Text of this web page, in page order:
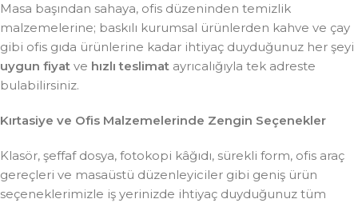
Masa başından sahaya, ofis düzeninden temizlik
malzemelerine; baskılı kurumsal ürünlerden kahve ve çay
gibi ofis gıda ürünlerine kadar ihtiyaç duyduğunuz her şeyi
uygun fiyat ve hızlı teslimat ayrıcalığıyla tek adreste
bulabilirsiniz.
Kırtasiye ve Ofis Malzemelerinde Zengin Seçenekler
Klasör, şeffaf dosya, fotokopi kâğıdı, sürekli form, ofis araç
gereçleri ve masaüstü düzenleyiciler gibi geniş ürün
seçeneklerimizle iş yerinizde ihtiyaç duyduğunuz tüm